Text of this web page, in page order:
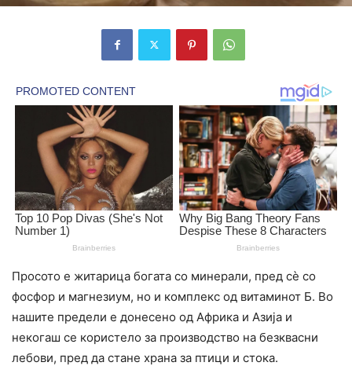
Просото е житарица богата со минерали, пред сè со
фосфор и магнезиум, но и комплекс од витаминот Б. Во
нашите предели е донесено од Африка и Азија и
некогаш се користело за производство на безквасни
лебови, пред да стане храна за птици и cтока.